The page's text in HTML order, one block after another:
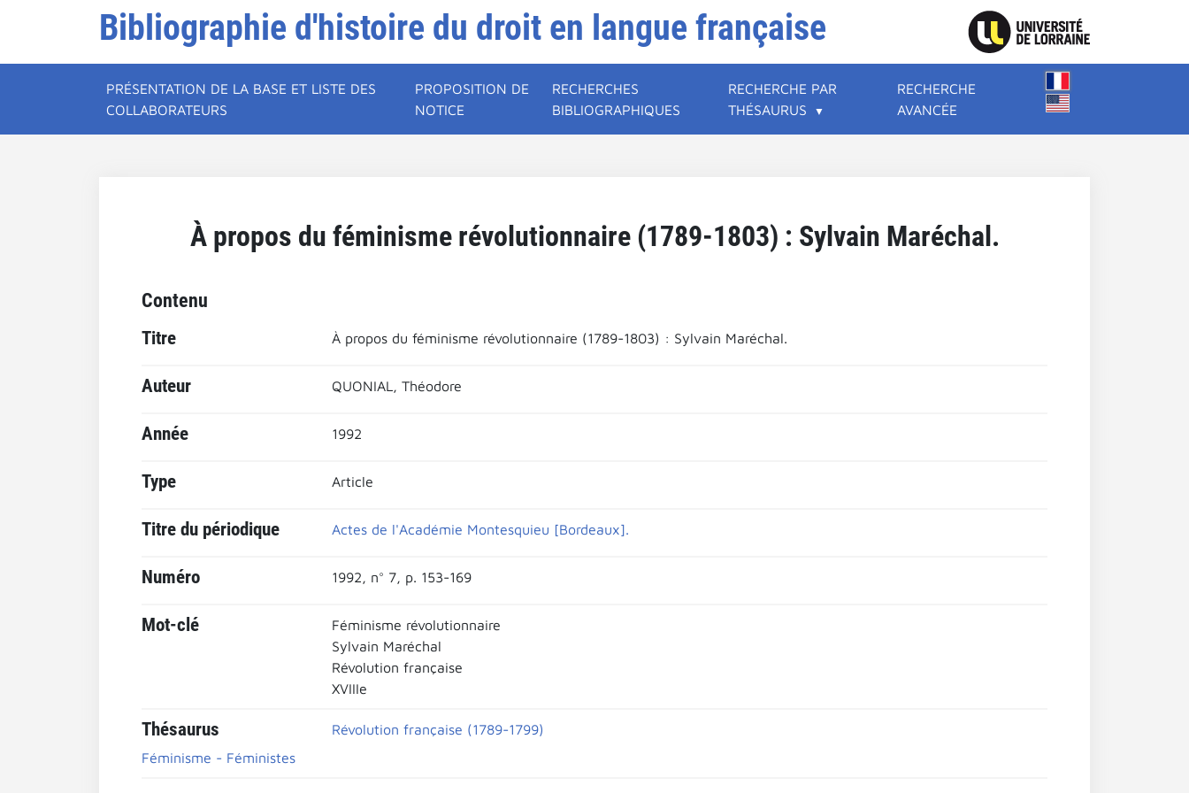
Bibliographie d'histoire du droit en langue française
PRÉSENTATION DE LA BASE ET LISTE DES
COLLABORATEURS
PROPOSITION DE
NOTICE
RECHERCHES
BIBLIOGRAPHIQUES
RECHERCHE PAR
THÉSAURUS
RECHERCHE
AVANCÉE
À propos du féminisme révolutionnaire (1789-1803) : Sylvain Maréchal.
Contenu
Titre À propos du féminisme révolutionnaire (1789-1803) : Sylvain Maréchal.
Auteur QUONIAL, Théodore
Année 1992
Type Article
Titre du périodique Actes de l'Académie Montesquieu [Bordeaux].
Numéro 1992, n° 7, p. 153-169
Mot-clé
Féminisme révolutionnaire
Sylvain Maréchal
Révolution française
XVIIIe
Thésaurus
Révolution française (1789-1799)
Féminisme - Féministes